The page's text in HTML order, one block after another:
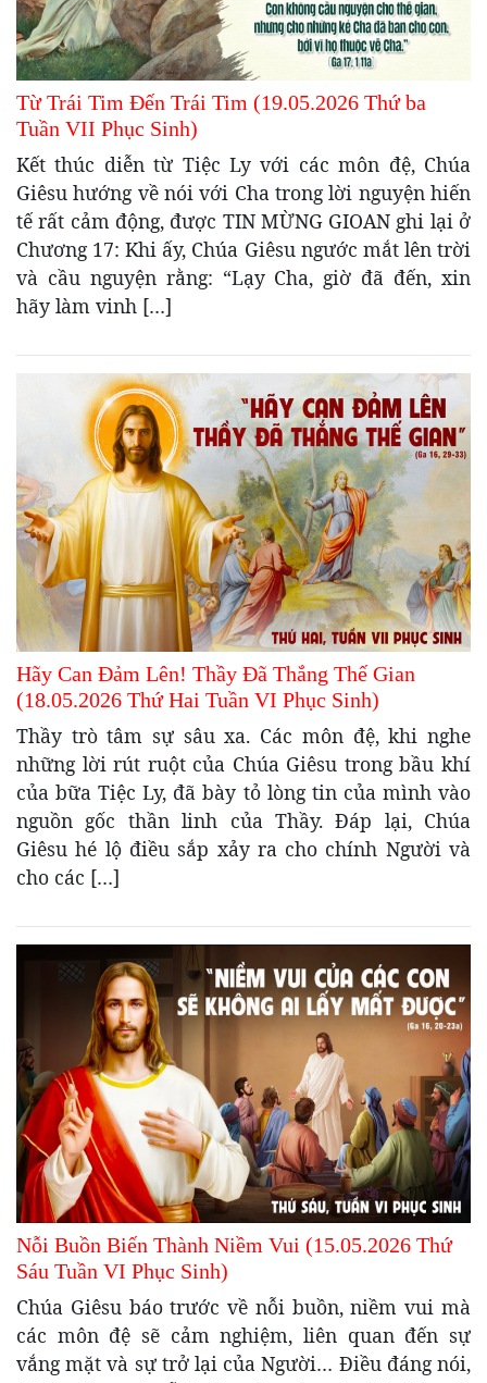
Từ Trái Tim Đến Trái Tim (19.05.2026 Thứ ba
Tuần VII Phục Sinh)
Kết thúc diễn từ Tiệc Ly với các môn đệ, Chúa
Giêsu hướng về nói với Cha trong lời nguyện hiến
tế rất cảm động, được TIN MỪNG GIOAN ghi lại ở
Chương 17: Khi ấy, Chúa Giêsu ngước mắt lên trời
và cầu nguyện rằng: “Lạy Cha, giờ đã đến, xin
hãy làm vinh […]
Hãy Can Đảm Lên! Thầy Đã Thắng Thế Gian
(18.05.2026 Thứ Hai Tuần VI Phục Sinh)
Thầy trò tâm sự sâu xa. Các môn đệ, khi nghe
những lời rút ruột của Chúa Giêsu trong bầu khí
của bữa Tiệc Ly, đã bày tỏ lòng tin của mình vào
nguồn gốc thần linh của Thầy. Đáp lại, Chúa
Giêsu hé lộ điều sắp xảy ra cho chính Người và
cho các […]
Nỗi Buồn Biến Thành Niềm Vui (15.05.2026 Thứ
Sáu Tuần VI Phục Sinh)
Chúa Giêsu báo trước về nỗi buồn, niềm vui mà
các môn đệ sẽ cảm nghiệm, liên quan đến sự
vắng mặt và sự trở lại của Người… Điều đáng nói,